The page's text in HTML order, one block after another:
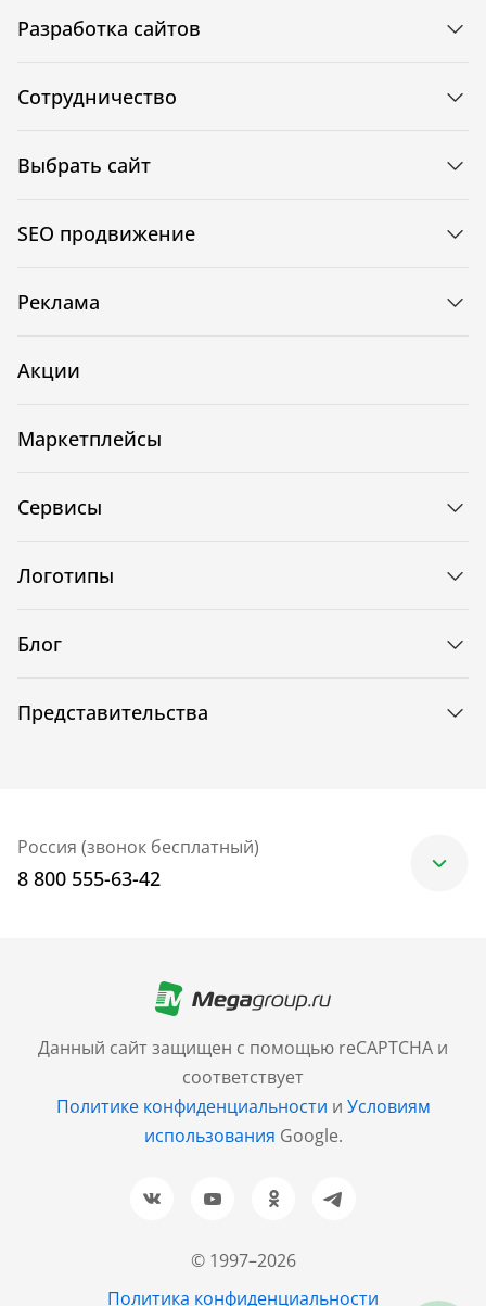
© 1997–2026
Политика конфиденциальности
Данный сайт защищен с помощью reCAPTCHA и
соответствует
Политике конфиденциальности и Условиям
использования Google.
Разработка сайтов
Сотрудничество
Выбрать сайт
SEO продвижение
Реклама
Акции
Маркетплейсы
Сервисы
Логотипы
Блог
Представительства
Россия (звонок бесплатный)
8 800 555-63-42
+7 (499) 705-30-10
Санкт-Петербург
+7 (812) 600-77-33
Барнаул
+7 (961) 999-93-93
Новосибирск